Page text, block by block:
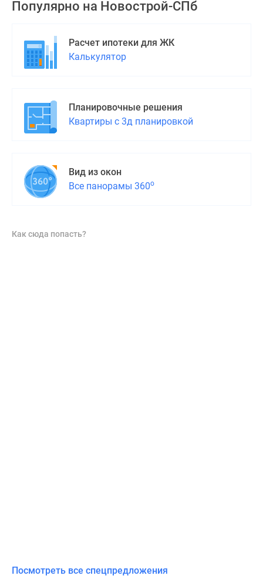
Популярно на Новострой-СПб
Расчет ипотеки для ЖК
Калькулятор
Планировочные решения
Квартиры с 3д планировкой
Вид из окон
Все панорамы 360о
Как сюда попасть?
Посмотреть все спецпредложения